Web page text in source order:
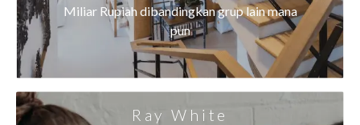
Miliar Rupiah dibandingkan grup lain mana
pun
Ray White